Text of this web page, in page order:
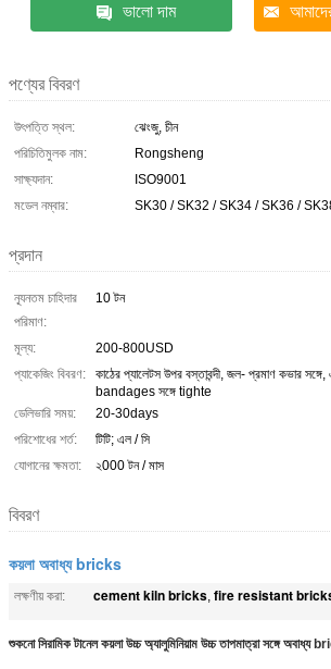
ভালো দাম
পণ্যের বিবরণ
উৎপত্তি স্থল:
ঝেংজু, চীন
পরিচিতিমুলক নাম:
Rongsheng
সাক্ষ্যদান:
ISO9001
মডেল নম্বার:
SK30 / SK32 / SK34 / SK36 /
প্রদান
ন্যূনতম চাহিদার
পরিমাণ:
10 টন
মূল্য:
200-800USD
প্যাকেজিং বিবরণ:
কাঠের প্যালেটস উপর বস্তাবন্দী, জল- প্রমাণ কভার
bandages সঙ্গে tighte
ডেলিভারি সময়:
20-30days
পরিশোধের শর্ত:
টিটি; এল / সি
যোগানের ক্ষমতা:
২000 টন / মাস
বিবরণ
কয়লা অবাধ্য bricks
লক্ষণীয় করা: cement kiln bricks, fire resistant
শুকনো সিরামিক টানেল কয়লা উচ্চ অ্যালুমিনিয়াম উচ্চ তাপমাত্রা সঙ্গে অবাধ্য